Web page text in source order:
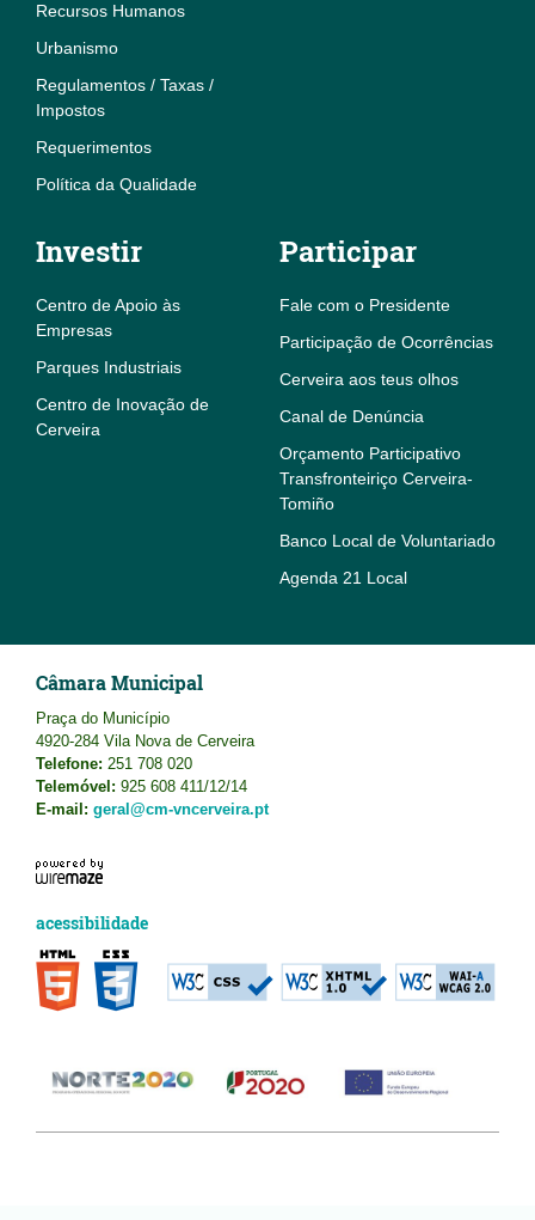
Recursos Humanos
Urbanismo
Regulamentos / Taxas /
Impostos
Requerimentos
Política da Qualidade
Investir
Centro de Apoio às
Empresas
Parques Industriais
Centro de Inovação de
Cerveira
Participar
Fale com o Presidente
Participação de Ocorrências
Cerveira aos teus olhos
Canal de Denúncia
Orçamento Participativo
Transfronteiriço Cerveira-
Tomiño
Banco Local de Voluntariado
Agenda 21 Local
Câmara Municipal
Praça do Município
4920-284 Vila Nova de Cerveira
Telefone: 251 708 020
Telemóvel: 925 608 411/12/14
E-mail: geral@cm-vncerveira.pt
acessibilidade